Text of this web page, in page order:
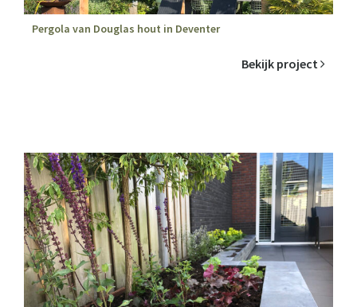
Pergola van Douglas hout in Deventer
Bekijk project